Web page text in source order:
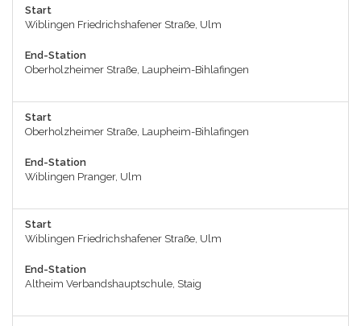
Start
Wiblingen Friedrichshafener Straße, Ulm
End-Station
Oberholzheimer Straße, Laupheim-Bihlafingen
Start
Oberholzheimer Straße, Laupheim-Bihlafingen
End-Station
Wiblingen Pranger, Ulm
Start
Wiblingen Friedrichshafener Straße, Ulm
End-Station
Altheim Verbandshauptschule, Staig